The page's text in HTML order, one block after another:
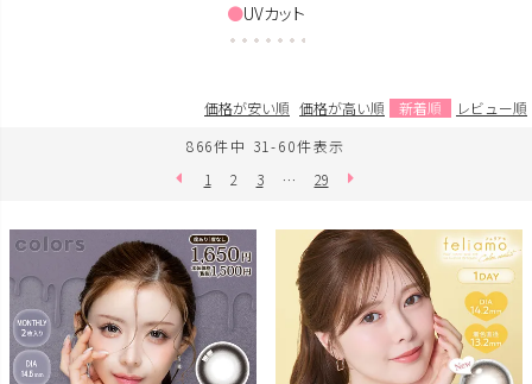
UVカット
価格が安い順 価格が高い順 新着順
レビュー順
866件中 31-60件表示
1
2 3 … 29